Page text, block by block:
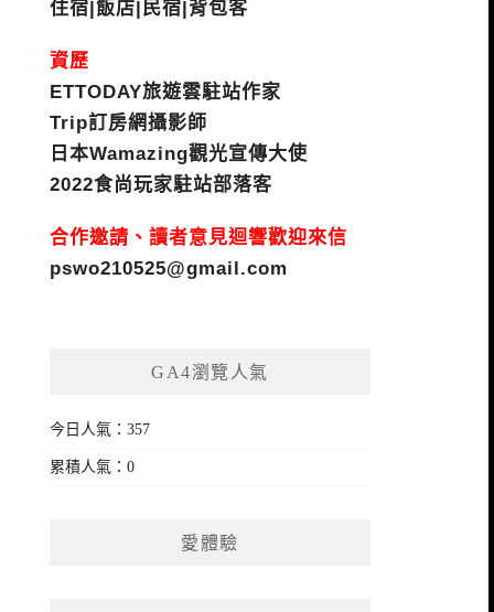
住宿|飯店|民宿|背包客
資歷
ETTODAY旅遊雲駐站作家
Trip訂房網攝影師
日本Wamazing觀光宣傳大使
2022食尚玩家駐站部落客
合作邀請、讀者意見迴響歡迎來信
pswo210525@gmail.com
GA4瀏覽人氣
今日人氣：357
累積人氣：0
愛體驗